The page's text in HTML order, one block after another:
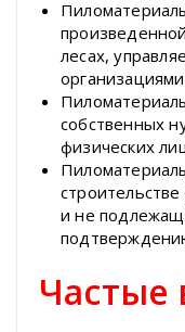
лесах,
собственных
физических
и не
Частые